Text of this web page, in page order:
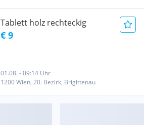
Tablett holz rechteckig
€ 9
01.08. - 09:14 Uhr
1200 Wien, 20. Bezirk, Brigittenau